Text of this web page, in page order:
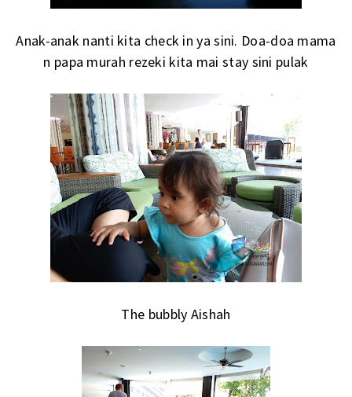
Anak-anak nanti kita check in ya sini. Doa-doa mama
n papa murah rezeki kita mai stay sini pulak
The bubbly Aishah